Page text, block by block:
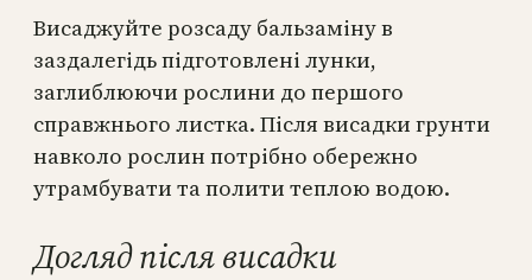
Висаджуйте розсаду бальзаміну в
заздалегідь підготовлені лунки,
заглиблюючи рослини до першого
справжнього листка. Після висадки грунти
навколо рослин потрібно обережно
утрамбувати та полити теплою водою.
Догляд після висадки